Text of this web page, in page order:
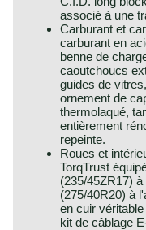
associé à une
Carburant et
carburant en
benne de
caoutchoucs
guides de
ornement de
thermolaqué,
entièrement
repeinte.
Roues et
TorqTrust
(235/45ZR17)
(275/40R20) à
en cuir
kit de câblage